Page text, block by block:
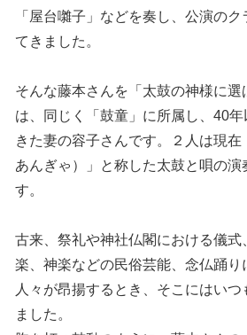
「屋台囃子」などを奏し、公演の
てきました。
そんな藤本さんを「太鼓の神様に
は、同じく「鼓童」に所属し、40
きた妻の容子さんです。２人は現
あんぎゃ）」と称した太鼓と唄の演
す。
古来、祭礼や神社仏閣における儀式
楽、神楽などの民俗芸能、念仏踊り
人々が昂揚するとき、そこにはいつ
ました。